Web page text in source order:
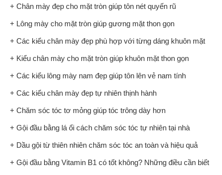
+ Chân mày đẹp cho mặt tròn giúp tôn nét quyến rũ
+ Lông mày cho mặt tròn giúp gương mặt thon gọn
+ Các kiểu chân mày đẹp phù hợp với từng dáng khuôn mặt
+ Kiểu chân mày cho mặt tròn giúp khuôn mặt thon gọn
+ Các kiểu lông mày nam đẹp giúp tôn lên vẻ nam tính
+ Các kiểu chân mày đẹp tự nhiên thịnh hành
+ Chăm sóc tóc tơ mỏng giúp tóc trông dày hơn
+ Gội đầu bằng lá ổi cách chăm sóc tóc tự nhiên tại nhà
+ Dầu gội từ thiên nhiên chăm sóc tóc an toàn và hiệu quả
+ Gội đầu bằng Vitamin B1 có tốt không? Những điều cần biết